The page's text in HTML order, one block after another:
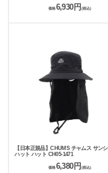
価格 6,930円 (税込)
【日本正規品】CHUMS チャムス サンシェード
ハット ハット CH05-1471
価格 6,380円 (税込)